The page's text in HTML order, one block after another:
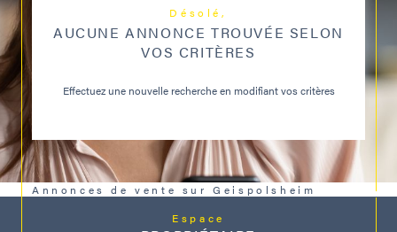
Désolé,
AUCUNE ANNONCE TROUVÉE SELON
VOS CRITÈRES
Effectuez une nouvelle recherche en modifiant vos critères
Annonces de vente sur Geispolsheim
Espace